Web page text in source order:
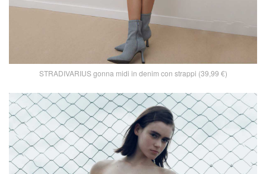
STRADIVARIUS gonna midi in denim con strappi (39,99 €)